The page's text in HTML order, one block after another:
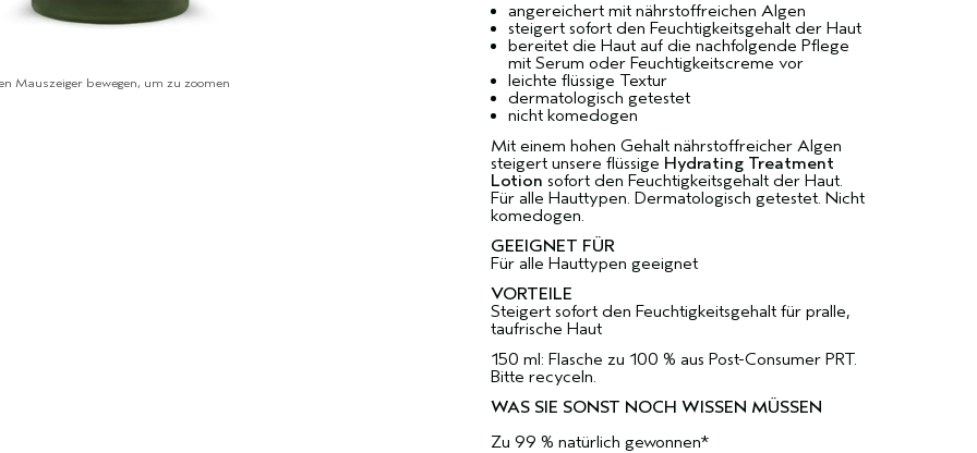
Mauszeiger bewegen, um zu zoomen
angereichert mit nährstoffreichen Algen
steigert sofort den Feuchtigkeitsgehalt der Haut
bereitet die Haut auf die nachfolgende Pflege
mit Serum oder Feuchtigkeitscreme vor
leichte flüssige Textur
dermatologisch getestet
nicht komedogen
Mit einem hohen Gehalt nährstoffreicher Algen
steigert unsere flüssige Hydrating Treatment
Lotion sofort den Feuchtigkeitsgehalt der Haut.
Für alle Hauttypen. Dermatologisch getestet. Nicht
komedogen.
GEEIGNET FÜR
Für alle Hauttypen geeignet
VORTEILE
Steigert sofort den Feuchtigkeitsgehalt für pralle,
taufrische Haut
150 ml: Flasche zu 100 % aus Post-Consumer PRT.
Bitte recyceln.
WAS SIE SONST NOCH WISSEN MÜSSEN
Zu 99 % natürlich gewonnen*